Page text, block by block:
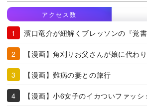
アクセス数
濱口竜介が紐解くブレッソンの『覚書
【漫画】角刈りお父さんが娘に代わ
【漫画】難病の妻との旅行
【漫画】小6女子のイカついファッシ